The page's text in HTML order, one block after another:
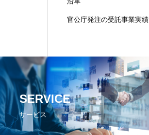
官公庁発注の受託事業実績
SERVICE
サービス